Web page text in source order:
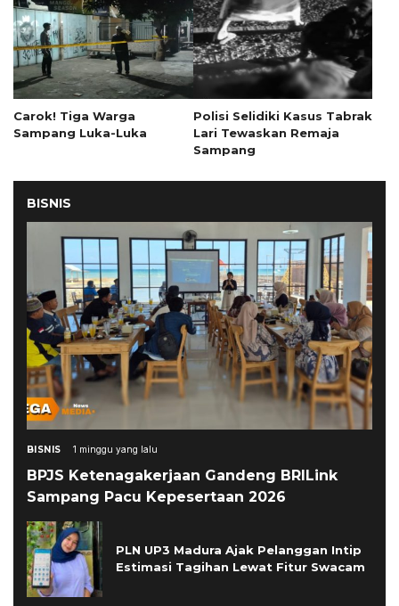
Carok! Tiga Warga
Sampang Luka-Luka
Polisi Selidiki Kasus Tabrak
Lari Tewaskan Remaja
Sampang
BISNIS
BISNIS 1 minggu yang lalu
BPJS Ketenagakerjaan Gandeng BRILink
Sampang Pacu Kepesertaan 2026
PLN UP3 Madura Ajak Pelanggan Intip
Estimasi Tagihan Lewat Fitur Swacam